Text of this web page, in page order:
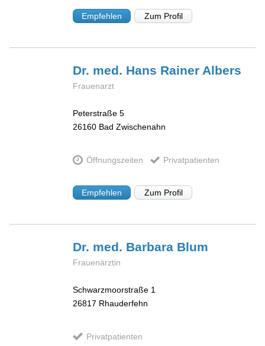
Empfehlen Zum Profil
Dr. med. Hans Rainer Albers
Frauenarzt
Peterstraße 5
26160 Bad Zwischenahn
Öffnungszeiten Privatpatienten
Empfehlen Zum Profil
Dr. med. Barbara Blum
Frauenärztin
Schwarzmoorstraße 1
26817 Rhauderfehn
Privatpatienten